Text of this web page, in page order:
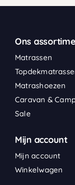
Ons
Matrassen
Matrashoezen
Caravan &
Sale
Mijn account
Mijn account
Winkelwagen